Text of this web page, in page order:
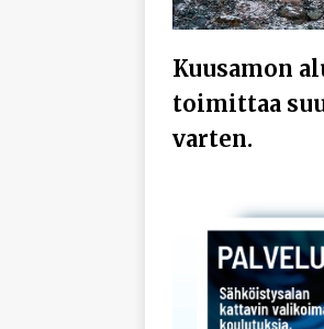
Kuusamon
toimittaa
varten.